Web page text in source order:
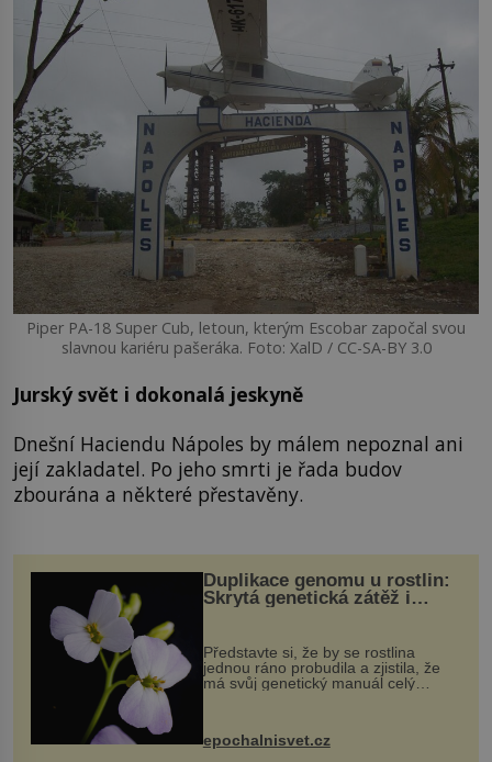
Piper PA-18 Super Cub, letoun, kterým Escobar započal svou
slavnou kariéru pašeráka. Foto: XalD / CC-SA-BY 3.0
Jurský svět i dokonalá jeskyně
Dnešní Haciendu Nápoles by málem nepoznal ani
její zakladatel. Po jeho smrti je řada budov
zbourána a některé přestavěny.
Duplikace genomu u rostlin:
Skrytá genetická zátěž i
Představte si, že by se rostlina
jednou ráno probudila a zjistila, že
má svůj genetický manuál celý
vstupenka...
epochalnisvet.cz